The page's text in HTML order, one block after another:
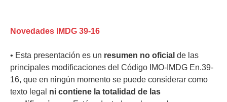
Novedades IMDG 39-16
• Esta presentación es un resumen no oficial de las
principales modificaciones del Código IMO-IMDG En.39-
16, que en ningún momento se puede considerar como
texto legal ni contiene la totalidad de las